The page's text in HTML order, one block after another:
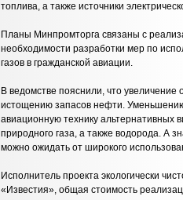
топлива, а также источники
Планы Минпромторга связаны с
необходимости разработки мер по
газов в гражданской авиации.
В ведомстве пояснили, что увеличение
истощению запасов нефти.
авиационную технику альтернативных
природного газа, а также водорода. А
можно ожидать от широкого
Исполнитель проекта экологически
«Известия», общая стоимость